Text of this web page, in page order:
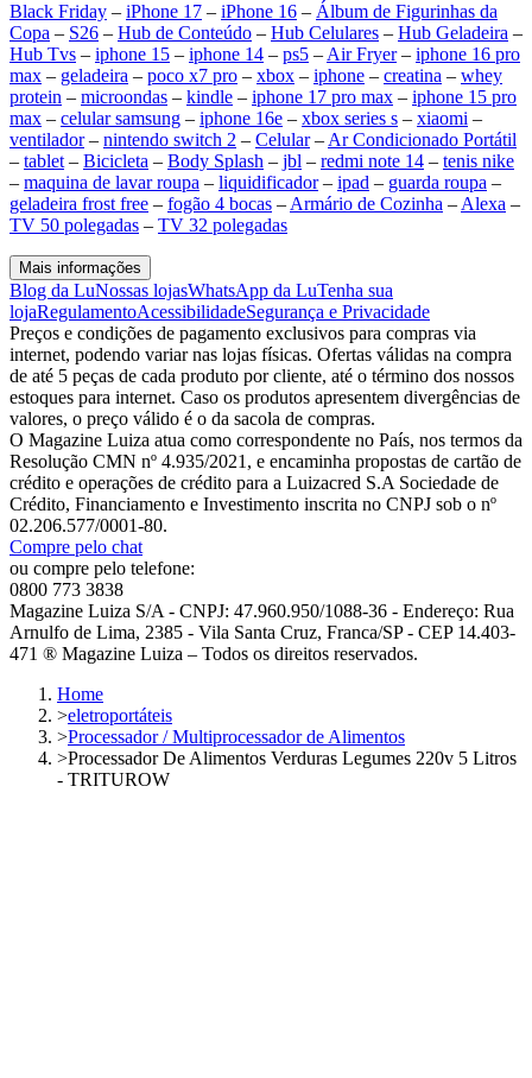
Black Friday – iPhone 17 – iPhone 16 – Álbum de Figurinhas da
Copa – S26 – Hub de Conteúdo – Hub Celulares – Hub Geladeira –
Hub Tvs – iphone 15 – iphone 14 – ps5 – Air Fryer– iphone 16 pro
max – geladeira – poco x7 pro – xbox – iphone – creatina – whey
protein – microondas – kindle – iphone 17 pro max – iphone 15 pro
max – celular samsung – iphone 16e – xbox series s – xiaomi –
ventilador– nintendo switch 2 – Celular– Ar Condicionado Portátil
– tablet – Bicicleta – Body Splash – jbl – redmi note 14 – tenis nike
– maquina de lavar roupa – liquidificador– ipad – guarda roupa –
geladeira frost free – fogão 4 bocas – Armário de Cozinha – Alexa –
TV 50 polegadas – TV 32 polegadas
Mais informações
Blog da LuNossas lojasWhatsApp da LuTenha sua
lojaRegulamentoAcessibilidadeSegurança e Privacidade
Preços e condições de pagamento exclusivos para compras via
internet, podendo variar nas lojas físicas. Ofertas válidas na compra
de até 5 peças de cada produto por cliente, até o término dos nossos
estoques para internet. Caso os produtos apresentem divergências de
valores, o preço válido é o da sacola de compras.
O Magazine Luiza atua como correspondente no País, nos termos da
Resolução CMN nº 4.935/2021, e encaminha propostas de cartão de
crédito e operações de crédito para a Luizacred S.A Sociedade de
Crédito, Financiamento e Investimento inscrita no CNPJ sob o nº
02.206.577/0001-80.
Compre pelo chat
ou compre pelo telefone:
0800 773 3838
Magazine Luiza S/A - CNPJ: 47.960.950/1088-36 - Endereço: Rua
Arnulfo de Lima, 2385 - Vila Santa Cruz, Franca/SP - CEP 14.403-
471 ® Magazine Luiza – Todos os direitos reservados.
Home
>eletroportáteis
>Processador / Multiprocessador de Alimentos
>Processador De Alimentos Verduras Legumes 220v 5 Litros
- TRITUROW